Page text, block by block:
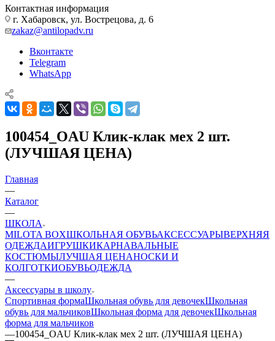
Контактная информация
г. Хабаровск, ул. Вострецова, д. 6
zakaz@antilopadv.ru
Вконтакте
Telegram
WhatsApp
100454_OAU Клик-клак мех 2 шт.
(ЛУЧШАЯ ЦЕНА)
Главная
—
Каталог
—
ШКОЛА
MILOTA BOXШКОЛЬНАЯ ОБУВЬАКСЕССУАРЫВЕРХНЯЯ
ОДЕЖДАИГРУШКИКАРНАВАЛЬНЫЕ
КОСТЮМЫЛУЧШАЯ ЦЕНАНОСКИ И
КОЛГОТКИОБУВЬОДЕЖДА
—
Аксессуары в школу
Спортивная формаШкольная обувь для девочекШкольная
обувь для мальчиковШкольная форма для девочекШкольная
форма для мальчиков
—100454_OAU Клик-клак мех 2 шт. (ЛУЧШАЯ ЦЕНА)